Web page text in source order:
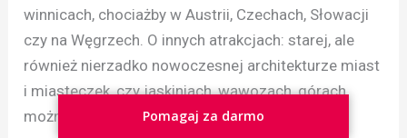
winnicach, chociażby w Austrii, Czechach, Słowacji
czy na Węgrzech. O innych atrakcjach: starej, ale
również nierzadko nowoczesnej architekturze miast
i miasteczek, czy jaskiniach, wąwozach, górach
można by pisać bardzo długo.
Pomagaj za darmo